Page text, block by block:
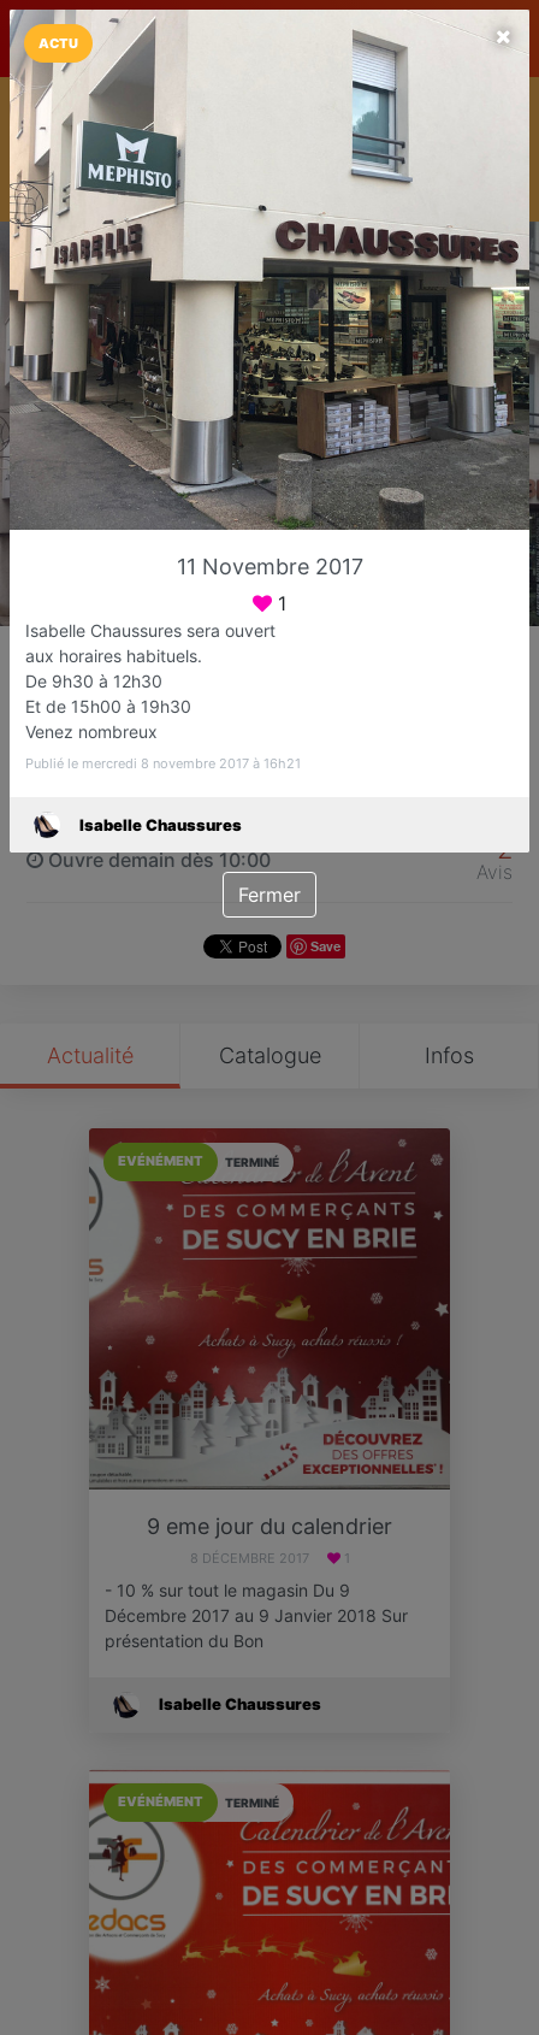
LaCarte LaCarte sur
Play Store
Installez l'App LaCarte
Téléchargez gratuitement l'app LaCarte pour suivre vos
commerces favoris et ne rien rater !
Télécharger
Isabelle Chaussures
Magasin de chaussure
Sucy-en-Brie
Ouvre demain dès 10:00 2
Avis
Save
Actualité Catalogue Infos
TERMINÉ
EVÉNÉMENT
9 eme jour du calendrier
8 DÉCEMBRE 2017 1
- 10 % sur tout le magasin Du 9
Décembre 2017 au 9 Janvier 2018 Sur
présentation du Bon
Isabelle Chaussures
TERMINÉ
EVÉNÉMENT
ACTU
11 Novembre 2017
1
Isabelle Chaussures sera ouvert
aux horaires habituels.
De 9h30 à 12h30
Et de 15h00 à 19h30
Venez nombreux
Publié le mercredi 8 novembre 2017 à 16h21
Isabelle Chaussures
Fermer